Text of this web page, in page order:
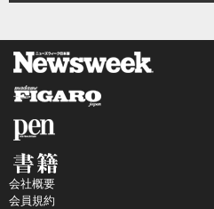
会社概要
会員規約